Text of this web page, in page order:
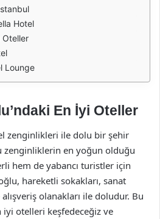
Hotel
Oteller
Lounge
En İyi Oteller
zenginlikleri ile dolu bir şehir
zenginliklerin en yoğun olduğu
hem de yabancı turistler için
hareketli sokakları, sanat
olanakları ile doludur. Bu
iyi otelleri keşfedeceğiz ve